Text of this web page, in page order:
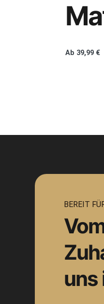
Ab 39,99 €
BEREIT
uns